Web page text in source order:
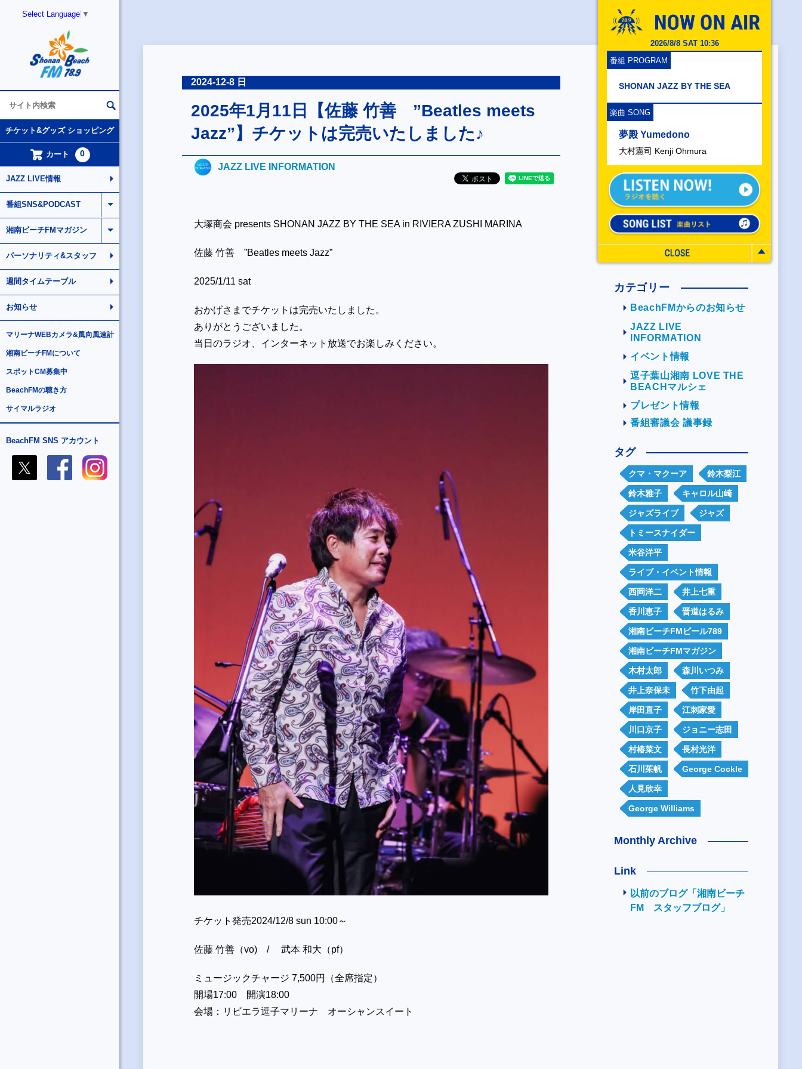
Select Language ▼
2026/8/8 SAT 10:36
番組 PROGRAM
SHONAN JAZZ BY THE SEA
楽曲 SONG
夢殿 Yumedono
大村憲司 Kenji Ohmura
チケット&グッズ ショッピング
カート 0
JAZZ LIVE情報
番組SNS&PODCAST
湘南ビーチFMマガジン
パーソナリティ&スタッフ
週間タイムテーブル
お知らせ
マリーナWEBカメラ&風向風速計
湘南ビーチFMについて
スポットCM募集中
BeachFMの聴き方
サイマルラジオ
BeachFM SNS アカウント
2024-12-8 日
2025年1月11日【佐藤 竹善 ”Beatles meets
Jazz”】チケットは完売いたしました♪
JAZZ LIVE INFORMATION
大塚商会 presents SHONAN JAZZ BY THE SEA in RIVIERA ZUSHI MARINA
佐藤 竹善 ”Beatles meets Jazz”
2025/1/11 sat
おかげさまでチケットは完売いたしました。
ありがとうございました。
当日のラジオ、インターネット放送でお楽しみください。
チケット発売2024/12/8 sun 10:00～
佐藤 竹善（vo) / 武本 和大（pf）
ミュージックチャージ 7,500円（全席指定）
開場17:00 開演18:00
会場：リビエラ逗子マリーナ オーシャンスイート
カテゴリー
BeachFMからのお知らせ
JAZZ LIVE
INFORMATION
イベント情報
逗子葉山湘南 LOVE THE
BEACHマルシェ
プレゼント情報
番組審議会 議事録
タグ
クマ・マクーア 鈴木梨江
鈴木雅子 キャロル山崎
ジャズライブ ジャズ
トミースナイダー
米谷洋平
ライブ・イベント情報
西岡洋二 井上七重
香川恵子 晋道はるみ
湘南ビーチFMビール789
湘南ビーチFMマガジン
木村太郎 森川いつみ
井上奈保未 竹下由起
岸田直子 江刺家愛
川口京子 ジョニー志田
村椿菜文 長村光洋
石川茱帆 George Cockle
人見欣幸
George Williams
Monthly Archive
Link
以前のブログ「湘南ビーチ
FM スタッフブログ」